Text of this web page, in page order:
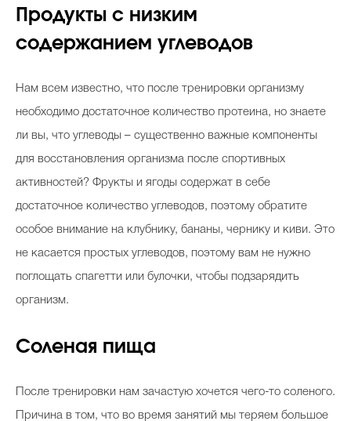
Продукты с низким
содержанием углеводов
Нам всем известно, что после тренировки организму
необходимо достаточное количество протеина, но знаете
ли вы, что углеводы – существенно важные компоненты
для восстановления организма после спортивных
активностей? Фрукты и ягоды содержат в себе
достаточное количество углеводов, поэтому обратите
особое внимание на клубнику, бананы, чернику и киви. Это
не касается простых углеводов, поэтому вам не нужно
поглощать спагетти или булочки, чтобы подзарядить
организм.
Соленая пища
После тренировки нам зачастую хочется чего-то соленого.
Причина в том, что во время занятий мы теряем большое